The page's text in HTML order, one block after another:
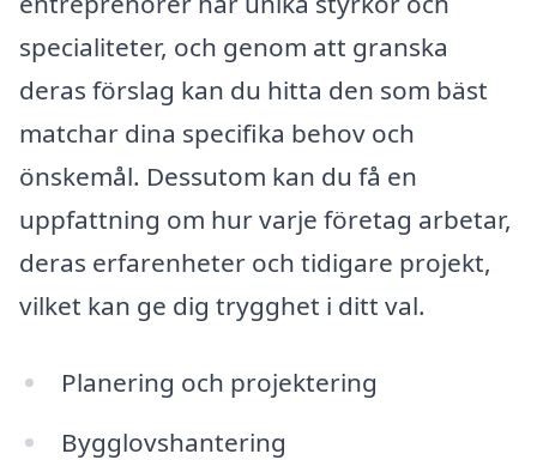
specialiteter, och genom att granska
deras förslag kan du hitta den som bäst
matchar dina specifika behov och
önskemål. Dessutom kan du få en
uppfattning om hur varje företag arbetar,
deras erfarenheter och tidigare projekt,
vilket kan ge dig trygghet i ditt val.
Planering och projektering
Bygglovshantering